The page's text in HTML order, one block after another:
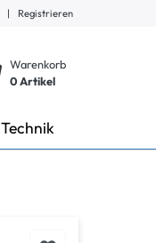
| Registrieren
Warenkorb
0Artikel
Technik